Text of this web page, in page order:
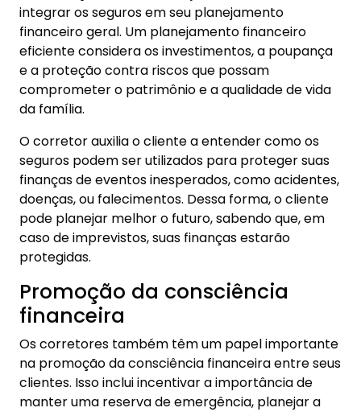
integrar os seguros em seu planejamento
financeiro geral. Um planejamento financeiro
eficiente considera os investimentos, a poupança
e a proteção contra riscos que possam
comprometer o patrimônio e a qualidade de vida
da família.
O corretor auxilia o cliente a entender como os
seguros podem ser utilizados para proteger suas
finanças de eventos inesperados, como acidentes,
doenças, ou falecimentos. Dessa forma, o cliente
pode planejar melhor o futuro, sabendo que, em
caso de imprevistos, suas finanças estarão
protegidas.
Promoção da consciência
financeira
Os corretores também têm um papel importante
na promoção da consciência financeira entre seus
clientes. Isso inclui incentivar a importância de
manter uma reserva de emergência, planejar a